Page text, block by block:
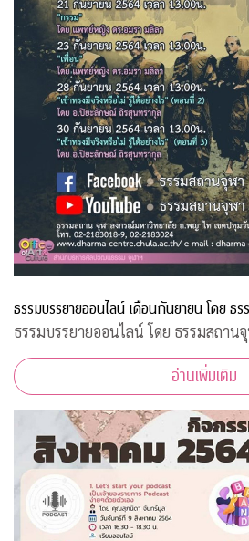
ธรรมบรรยายออนไลน์ เดือนกันยายน โดย ธ
ธรรมบรรยายออนไลน์ โดย ธรรมสถาน
อ่านเพิ่มเติม